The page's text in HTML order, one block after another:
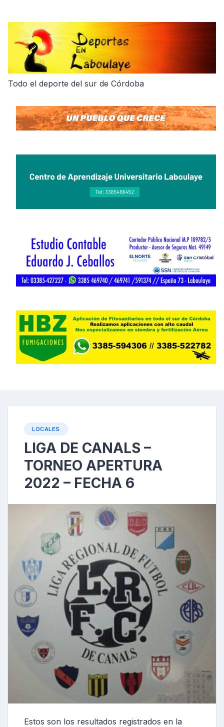
Todo el deporte del sur de Córdoba
LOCALES
LIGA DE CANALS –
TORNEO APERTURA
2022 – FECHA 6
Estos son los resultados registrados en la